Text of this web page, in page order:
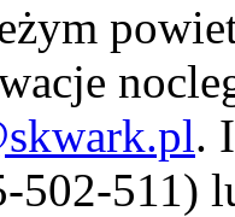
.
502-511)